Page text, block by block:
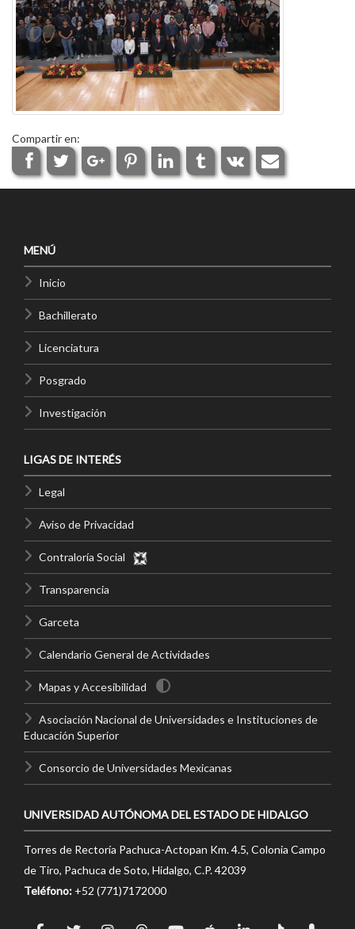
Compartir en:
MENÚ
Inicio
Bachillerato
Licenciatura
Posgrado
Investigación
LIGAS DE INTERÉS
Legal
Aviso de Privacidad
Contraloría Social
Transparencia
Garceta
Calendario General de Actividades
Mapas y Accesibilidad
Asociación Nacional de Universidades e Instituciones de
Educación Superior
Consorcio de Universidades Mexicanas
UNIVERSIDAD AUTÓNOMA DEL ESTADO DE HIDALGO
Torres de Rectoría Pachuca-Actopan Km. 4.5, Colonia Campo
de Tiro, Pachuca de Soto, Hidalgo, C.P. 42039
Teléfono: +52 (771)7172000